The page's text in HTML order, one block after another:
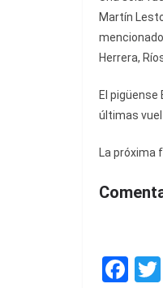
Martín
Herrera,
El
últimas
La próxima
F